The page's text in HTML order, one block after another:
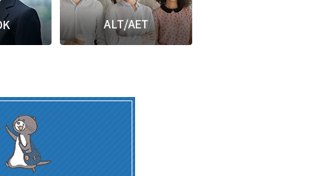
マ活躍中
シニア活躍中
務可
・副業